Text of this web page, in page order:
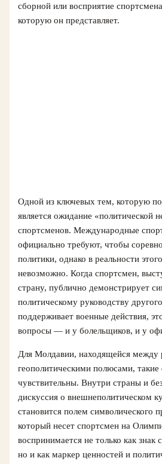
сборной или восприятие
которую он представляет.
Одной из ключевых тем, которую
является ожидание «политической
спортсменов. Международные
официально требуют, чтобы
политики, однако в реальности
невозможно. Когда спортсмен,
страну, публично демонстрирует
политическому руководству
поддерживает военные действия,
вопросы — и у болельщиков, и у
Для Молдавии, находящейся между
геополитическими полюсами, такие
чувствительны. Внутри страны и
дискуссия о внешнеполитическом
становится полем символического
который несет спортсмен на
воспринимается не только как знак
но и как маркер ценностей и